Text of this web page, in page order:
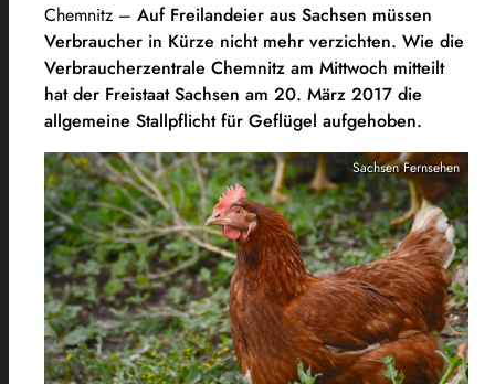
Chemnitz – Auf Freilandeier aus Sachsen müssen
Verbraucher in Kürze nicht mehr verzichten. Wie die
Verbraucherzentrale Chemnitz am Mittwoch mitteilt
hat der Freistaat Sachsen am 20. März 2017 die
allgemeine Stallpflicht für Geflügel aufgehoben.
Sachsen Fernsehen